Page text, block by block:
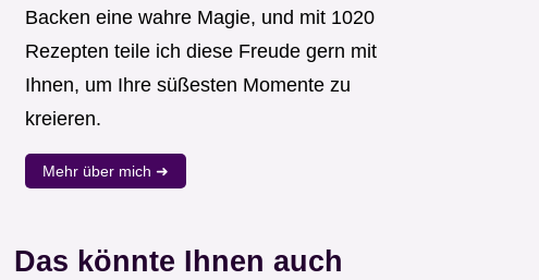
Backen eine wahre Magie, und mit 1020
Rezepten teile ich diese Freude gern mit
Ihnen, um Ihre süßesten Momente zu
kreieren.
Mehr über mich ➜
Das könnte Ihnen auch